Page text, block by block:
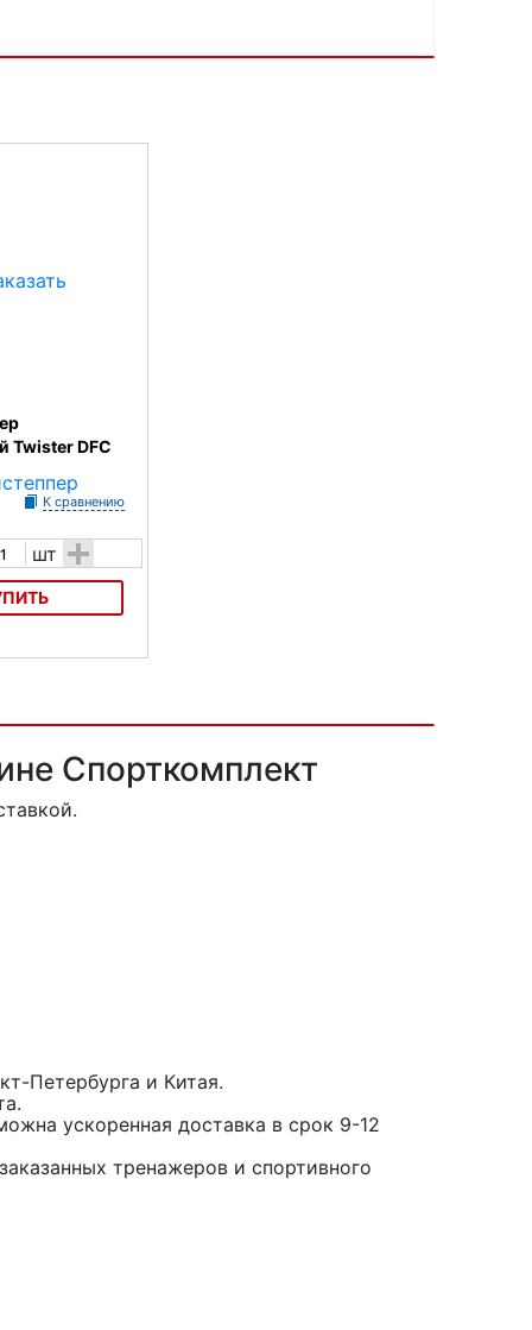
Twister DFC
К сравнению
шт +
Спорткомплект
Петербурга и Китая.
ускоренная доставка в срок 9-12
тренажеров и спортивного